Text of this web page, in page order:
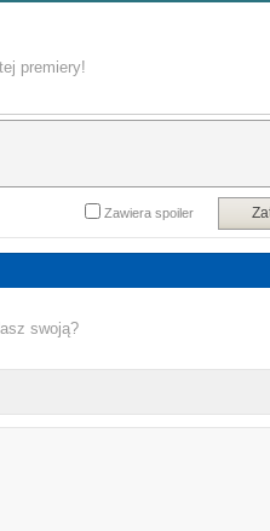
której „Enola” to pierwsze duże
premiery!
Zawiera spoiler
swoją?
NOWA KSIĄŻKA LUCIE ARNOUX -